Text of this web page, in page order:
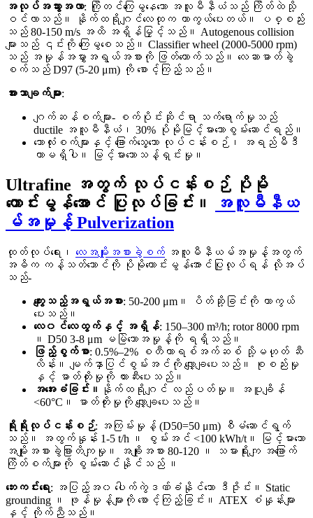
အလုပ်အသွားအလာ: ကြိုတင်ကြေမွနေသော အလူမီနီယံသည် ကြိတ်ထဲသို့
ဝင်လာသည်။ နိုက်ထရိုဂျင်လေထုက ကာကွယ်ပေးတယ်။ ပစ္စည်း
သည် 80-150 m/s အထိ အရှိန်မြှင့်သည်။ Autogenous collision
များသည် ၎င်းကို ကြေမွစေသည်။ Classifier wheel (2000-5000 rpm)
သည် အမှုန်အမွှားအရွယ်အစားကို ဖြတ်တောက်သည်။ လေဆာဓာတ်ခွဲ
စက်သည် D97 (5-20 μm) ကို စောင့်ကြည့်သည်။
အားသာချက်များ:
ဂျက်ဆန်စက်များ- စက်ပိုင်းဆိုင်ရာ သက်ရောက်မှုသည်
ductile အလူမီနီယံ၊ 30% ပိုမိုမြင့်မားသောစွမ်းဆောင်ရည်။
ဘောလုံးစက်များနှင့် ခြောက်သွေ့သော လုပ်ငန်းစဉ်၊ အရည်မီဒီ
ယာမရှိပါ။ မြင့်မားသောသန့်ရှင်းမှု။
Ultrafine အတွက် လုပ်ငန်းစဉ် ပိုမို
ကောင်းမွန်အောင် ပြုလုပ်ခြင်း။
အလူမီနီယ
မ်အမှုန့် Pulverization
ထုတ်လုပ်ရေး၊ လေအမျိုးအစားခွဲစက် အလူမီနီယမ်အမှုန့်အတွက်
အဓိက ကန့်သတ်ဘောင်ကို ပိုမိုကောင်းမွန်အောင်ပြုလုပ်ရန် လိုအပ်
သည်-
ကျွေးသည့်အရွယ်အစား: 50-200 μm။ ပိတ်ဆို့ခြင်းကို ကာကွယ်
ပေးသည်။
လေ၀င်လေထွက်နှင့် အရှိန်: 150–300 m³/h; rotor 8000 rpm
။ D50 3-8 μm မမြဲသောအမှုန့်ကို ရရှိသည်။
ဖြည့်စွက်စာ: 0.5%–2% စတီယာရစ်အက်ဆစ် သို့မဟုတ် ဆီ
လိန်း။ မျက်နှာပြင်စွမ်းအင်ကို လျှော့ချပေးသည်။ စုစည်းမှု
နှင့် ဓာတ်တိုးမှုကို တားဆီးပေးသည်။
အအေးခံခြင်း။
နိုက်ထရိုဂျင် လည်ပတ်မှု။ အပူချိန်
<60°C။ ဓာတ်တိုးမှုကို လျှော့ချပေးသည်။
ရိုးရိုးလုပ်ငန်းစဉ်: အကြမ်းမှုန့် (D50=50 μm) စီမံဆောင်ရွက်
သည်။ အထွက်နှုန်း 1-5 t/h ။ စွမ်းအင် <100 kWh/t။ မြင့်မားသော
အမျိုးအစားခွဲခြားတိကျမှု။ အချိုးအစား 80-120 ။ သမားရိုးကျ အခြောက်
ကြိတ်စက်များကို စွမ်းဆောင်နိုင်သည် ။
ဘေးကင်းရေး: အပြည့်အ၀ ပေါက်ကွဲဒဏ်ခံနိုင်သော ဒီဇိုင်း။ Static
grounding ။ ဖုန်မှုန့်များကို စောင့်ကြည့်ခြင်း။ ATEX စံနှုန်းများ
နှင့် ကိုက်ညီသည်။